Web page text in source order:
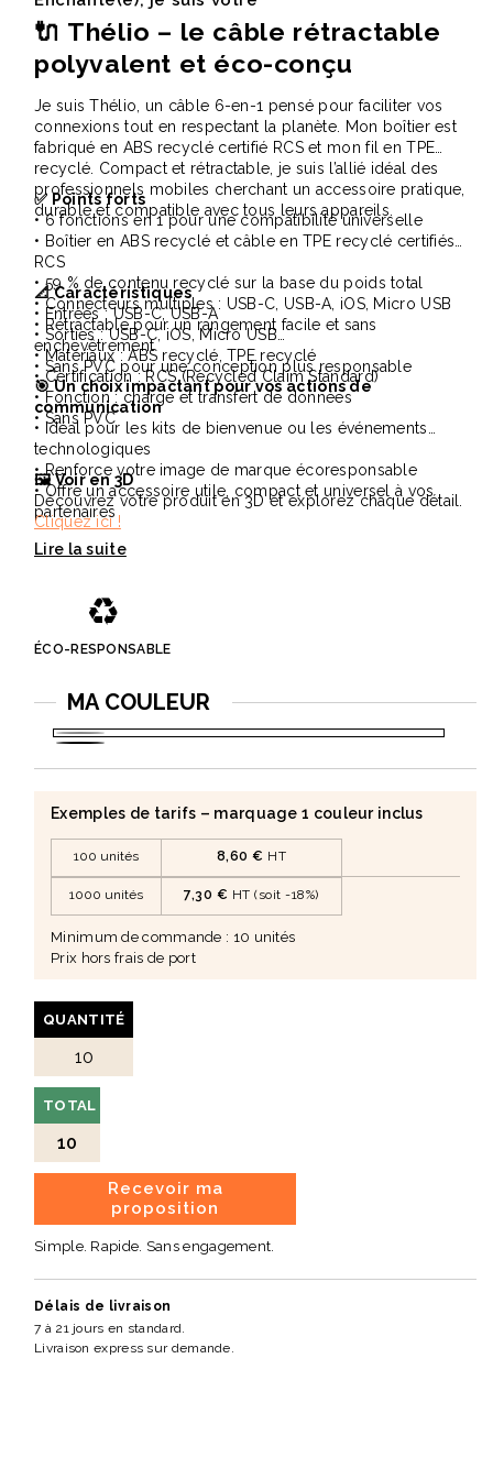
🔌 Thélio – le câble rétractable
polyvalent et éco-conçu
Je suis Thélio, un câble 6-en-1 pensé pour faciliter vos
connexions tout en respectant la planète. Mon boîtier est
fabriqué en ABS recyclé certifié RCS et mon fil en TPE
recyclé. Compact et rétractable, je suis l’allié idéal des
professionnels mobiles cherchant un accessoire pratique,
durable et compatible avec tous leurs appareils.
✅ Points forts
• 6 fonctions en 1 pour une compatibilité universelle
• Boîtier en ABS recyclé et câble en TPE recyclé certifiés
RCS
• 59 % de contenu recyclé sur la base du poids total
• Connecteurs multiples : USB-C, USB-A, iOS, Micro USB
• Rétractable pour un rangement facile et sans
enchevêtrement
• Sans PVC pour une conception plus responsable
📐 Caractéristiques
• Entrées : USB-C, USB-A
• Sorties : USB-C, iOS, Micro USB
• Matériaux : ABS recyclé, TPE recyclé
• Certification : RCS (Recycled Claim Standard)
• Fonction : charge et transfert de données
• Sans PVC
🎯 Un choix impactant pour vos actions de
communication
• Idéal pour les kits de bienvenue ou les événements
technologiques
• Renforce votre image de marque écoresponsable
• Offre un accessoire utile, compact et universel à vos
partenaires
🖼️ Voir en 3D
Découvrez votre produit en 3D et explorez chaque détail.
Cliquez ici !
♻️
ÉCO-RESPONSABLE
MA COULEUR
Blanc
LGG
Exemples de tarifs – marquage 1 couleur inclus
100 unités 8,60 € HT
1000 unités 7,30 € HT (soit -18%)
Minimum de commande : 10 unités
Prix hors frais de port
QUANTITÉ
TOTAL
10
Recevoir ma
proposition
Simple. Rapide. Sans engagement.
Délais de livraison
7 à 21 jours en standard.
Livraison express sur demande.